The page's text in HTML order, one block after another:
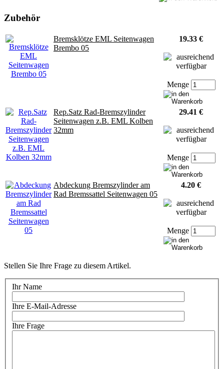
Zubehör
Bremsklötze EML Seitenwagen
Brembo 05
19.33 €
Menge
Rep.Satz Rad-Bremszylinder
Seitenwagen z.B. EML Kolben
32mm
29.41 €
Menge
Abdeckung Bremszylinder am
Rad Bremssattel Seitenwagen 05
4.20 €
Menge
Stellen Sie Ihre Frage zu diesem Artikel.
Ihr Name
Ihre E-Mail-Adresse
Ihre Frage